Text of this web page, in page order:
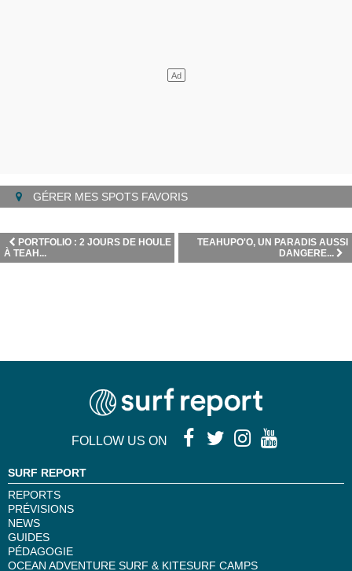
GÉRER MES SPOTS FAVORIS
TEAHUPO'O, UN PARADIS AUSSI
DANGERE...
PORTFOLIO : 2 JOURS DE HOULE
À TEAH...
FOLLOW US ON
SURF REPORT
REPORTS
PRÉVISIONS
NEWS
GUIDES
PÉDAGOGIE
OCEAN ADVENTURE SURF & KITESURF CAMPS